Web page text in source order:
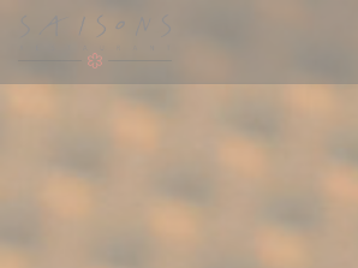
Personalizzazione delle tue scelte sui cookie